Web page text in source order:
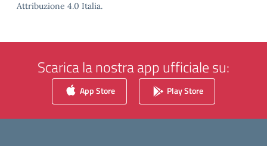
Attribuzione 4.0 Italia.
Scarica la nostra app ufficiale su:
App Store Play Store